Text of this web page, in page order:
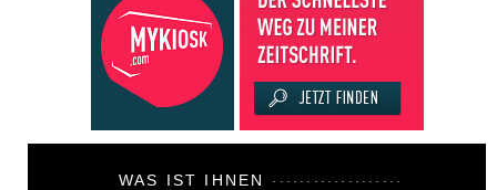
WAS IST IHNEN